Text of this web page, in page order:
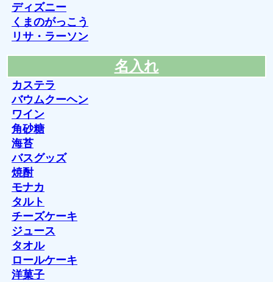
ディズニー
くまのがっこう
リサ・ラーソン
名入れ
カステラ
バウムクーヘン
ワイン
角砂糖
海苔
バスグッズ
焼酎
モナカ
タルト
チーズケーキ
ジュース
タオル
ロールケーキ
洋菓子